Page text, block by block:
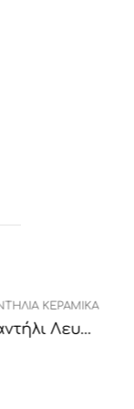
ΚΕΡΑΜΙΚΆ
Κεραμικό Υαλομένο Καντήλι Λευκό